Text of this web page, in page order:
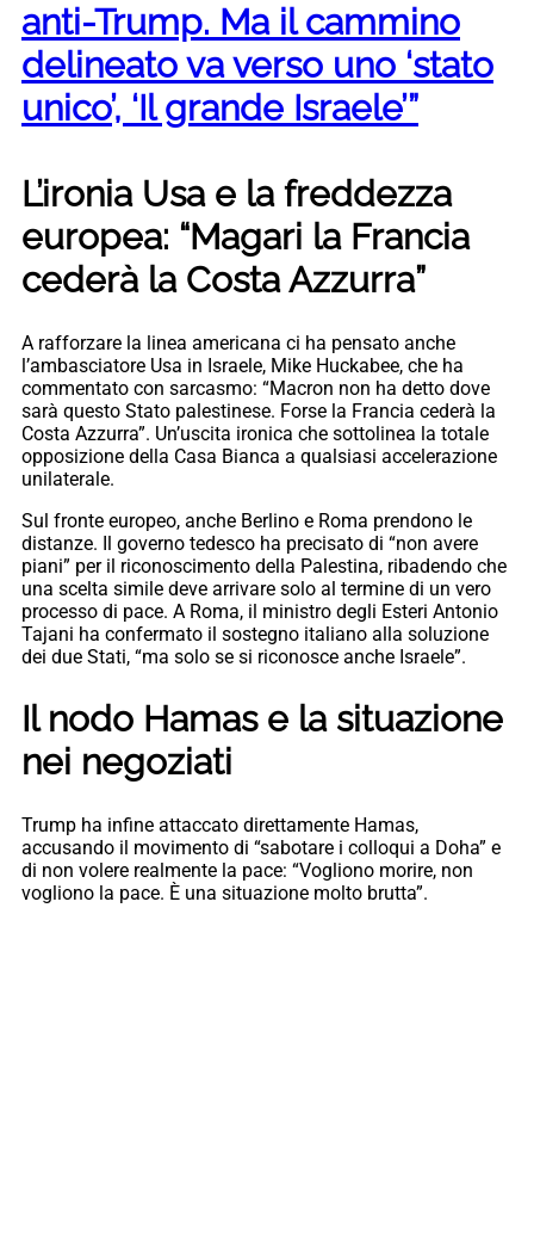
anti-Trump. Ma il cammino
delineato va verso uno ‘stato
unico’, ‘Il grande Israele’”
L’ironia Usa e la freddezza
europea: “Magari la Francia
cederà la Costa Azzurra”
A rafforzare la linea americana ci ha pensato anche
l’ambasciatore Usa in Israele, Mike Huckabee, che ha
commentato con sarcasmo: “Macron non ha detto dove
sarà questo Stato palestinese. Forse la Francia cederà la
Costa Azzurra”. Un’uscita ironica che sottolinea la totale
opposizione della Casa Bianca a qualsiasi accelerazione
unilaterale.
Sul fronte europeo, anche Berlino e Roma prendono le
distanze. Il governo tedesco ha precisato di “non avere
piani” per il riconoscimento della Palestina, ribadendo che
una scelta simile deve arrivare solo al termine di un vero
processo di pace. A Roma, il ministro degli Esteri Antonio
Tajani ha confermato il sostegno italiano alla soluzione
dei due Stati, “ma solo se si riconosce anche Israele”.
Il nodo Hamas e la situazione
nei negoziati
Trump ha infine attaccato direttamente Hamas,
accusando il movimento di “sabotare i colloqui a Doha” e
di non volere realmente la pace: “Vogliono morire, non
vogliono la pace. È una situazione molto brutta”.